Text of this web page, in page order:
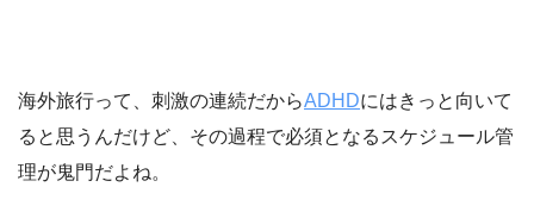
海外旅行って、刺激の連続だからADHDにはきっと向いて
ると思うんだけど、その過程で必須となるスケジュール管
理が鬼門だよね。